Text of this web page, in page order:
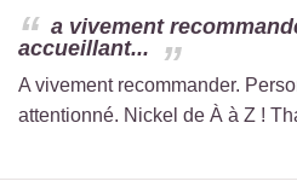
a vivement
accueillant...
A vivement recommander.
attentionné. Nickel de À à Z !